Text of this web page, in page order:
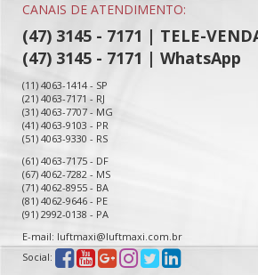
CANAIS DE ATENDIMENTO:
(47) 3145 - 7171 | TELE-
(47) 3145 - 7171 | WhatsApp
(11) 4063-1414 - SP
(21) 4063-7171 - RJ
(31) 4063-7707 - MG
(41) 4063-9103 - PR
(51) 4063-9330 - RS
(61) 4063-7175 - DF
(67) 4062-7282 - MS
(71) 4062-8955 - BA
(81) 4062-9646 - PE
(91) 2992-0138 - PA
E-mail: luftmaxi@luftmaxi.com.br
Social: